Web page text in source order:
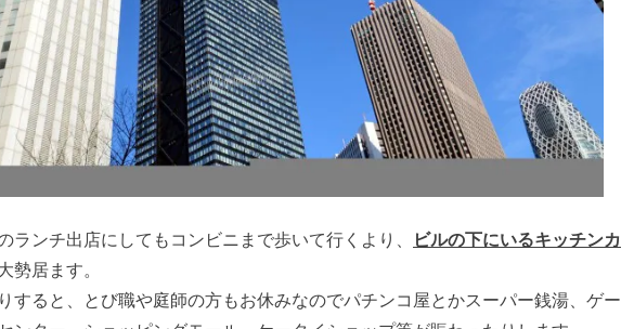
ランチ出店にしてもコンビニまで歩いて行くより、 ビルの下にいるキッチンカ
勢居ます。
すると、とび職や庭師の方もお休みなのでパチンコ屋とかスーパー銭湯、ゲー